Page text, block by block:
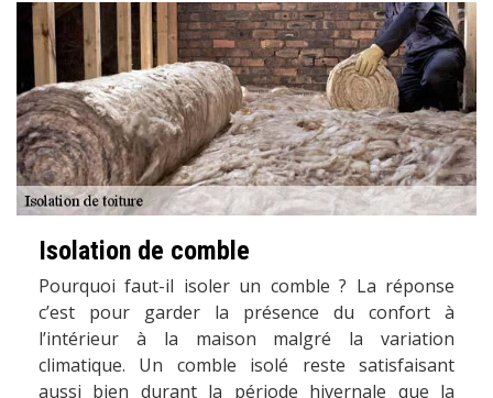
Isolation de comble
Pourquoi faut-il isoler un comble ? La réponse
c’est pour garder la présence du confort à
l’intérieur à la maison malgré la variation
climatique. Un comble isolé reste satisfaisant
aussi bien durant la période hivernale que la